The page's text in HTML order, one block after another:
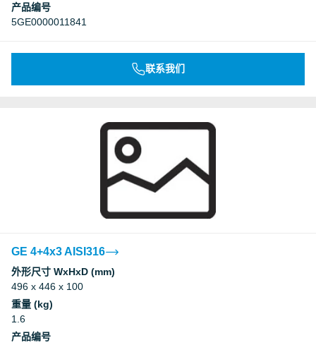
产品编号
5GE0000011841
联系我们
GE 4+4x3 AISI316
外形尺寸 WxHxD (mm)
496 x 446 x 100
重量 (kg)
1.6
产品编号